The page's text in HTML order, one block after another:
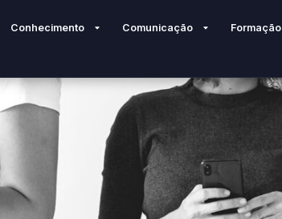
Conhecimento Comunicação Formação